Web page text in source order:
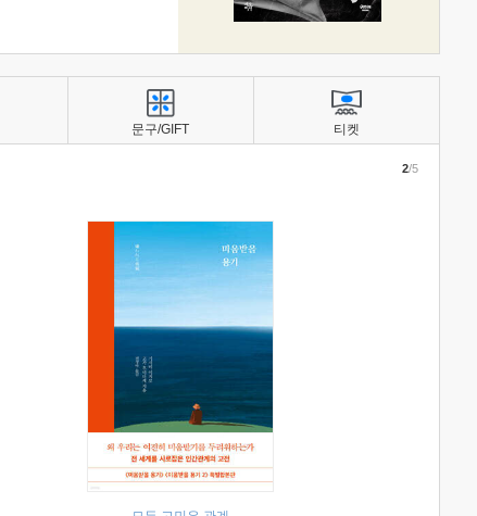
2/5
문구/GIFT 티켓